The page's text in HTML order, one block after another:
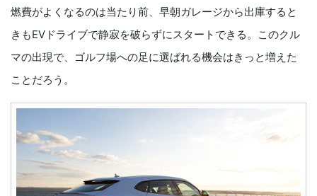
燃費がよくなるのは当たり前、早朝ガレージから出庫すると
きもEVドライブで静寂を破らずにスタートできる。このクル
マの出現で、ゴルフ場への足に選ばれる機会はきっと増えた
ことだろう。